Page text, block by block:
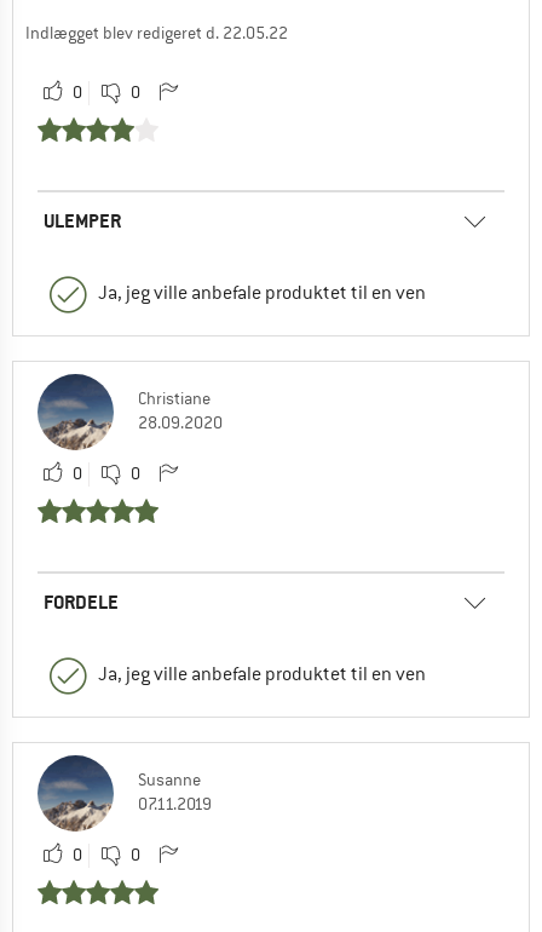
Indlægget blev redigeret d. 22.05.22
0 0
ULEMPER
Ja, jeg ville anbefale produktet til en ven
Christiane
28.09.2020
0 0
FORDELE
Ja, jeg ville anbefale produktet til en ven
Susanne
07.11.2019
0 0